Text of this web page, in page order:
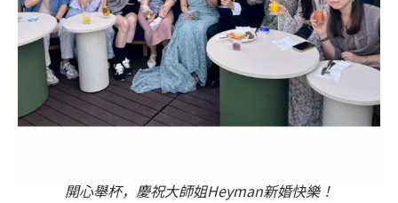
開心舉杯，慶祝大師姐Heyman新婚快樂！